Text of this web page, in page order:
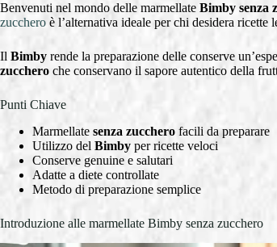
Benvenuti nel mondo delle marmellate Bimby senza
zucchero è l’alternativa ideale per chi desidera ricette
Il Bimby rende la preparazione delle conserve
zucchero che conservano il sapore autentico della
Punti Chiave
Marmellate senza zucchero facili da preparare
Utilizzo del Bimby per ricette veloci
Conserve genuine e salutari
Adatte a diete controllate
Metodo di preparazione semplice
Introduzione alle marmellate Bimby senza zucchero